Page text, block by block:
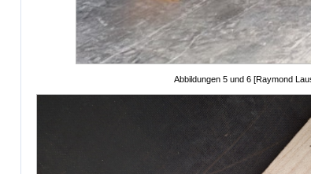
Abbildungen 5 und 6 [Raymond